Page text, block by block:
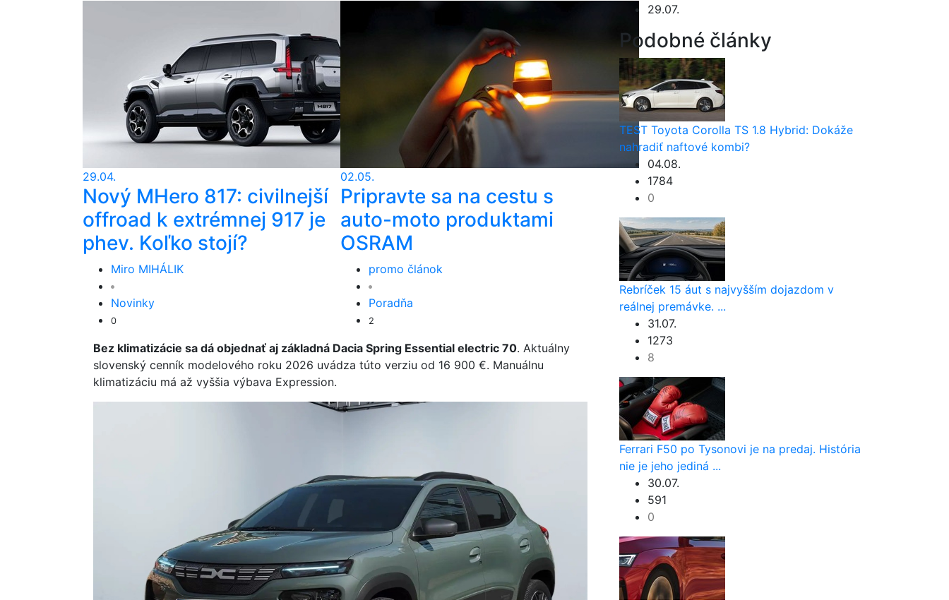
29.04.
Nový MHero 817: civilnejší
offroad k extrémnej 917 je
phev. Koľko stojí?
Miro MIHÁLIK
Novinky
0
02.05.
Pripravte sa na cestu s
auto-moto produktami
OSRAM
promo článok
Poradňa
2
Bez klimatizácie sa dá objednať aj základná Dacia Spring Essential electric 70. Aktuálny
slovenský cenník modelového roku 2026 uvádza túto verziu od 16 900 €. Manuálnu
klimatizáciu má až vyššia výbava Expression.
29.07.
Podobné články
TEST Toyota Corolla TS 1.8 Hybrid: Dokáže
nahradiť naftové kombi?
04.08.
1784
0
Rebríček 15 áut s najvyšším dojazdom v
reálnej premávke. ...
31.07.
1273
8
Ferrari F50 po Tysonovi je na predaj. História
nie je jeho jediná ...
30.07.
591
0